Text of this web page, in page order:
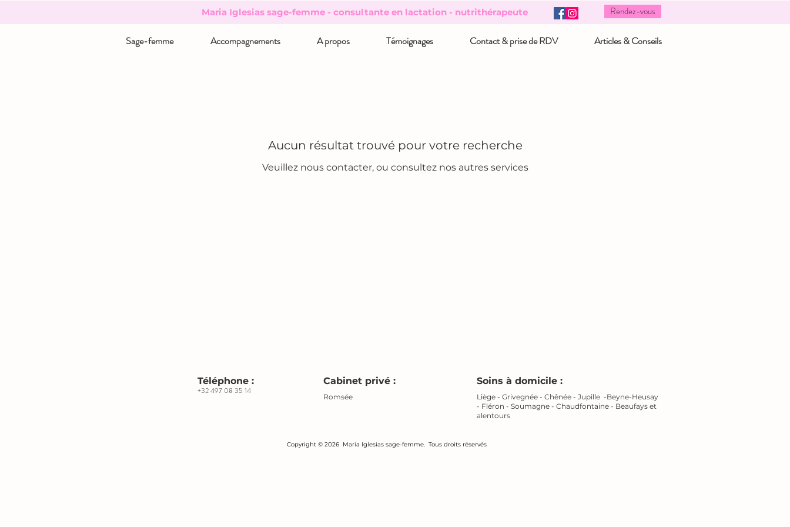
Maria Iglesias sage-femme - consultante en lactation - nutrithérapeute Rendez-vous
Sage-femme Accompagnements A propos Témoignages Contact & prise de RDV Articles & Conseils
Aucun résultat trouvé pour votre recherche
Veuillez nous contacter, ou consultez nos autres services
Téléphone : Cabinet privé : Soins à domicile :
+32 497 08 35 14
Romsée
Liège - Grivegnée - Chênée - Jupille -Beyne-Heusay
- Fléron - Soumagne - Chaudfontaine - Beaufays et
alentours
Copyright © 2026 Maria Iglesias sage-femme. Tous droits réservés